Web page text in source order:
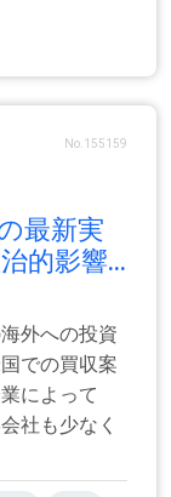
No.155159
最新実
的影響...
外への投資
での買収案
によって
社も少なく